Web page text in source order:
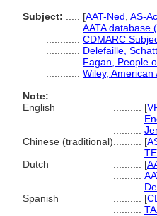
Subject:
[AAT-Ned AS-
AATA database
CDMARC
Delefaille,
Fagan, People
Wiley,
Note:
English
[
Chinese (traditional)
[
Dutch
[
Spanish
[